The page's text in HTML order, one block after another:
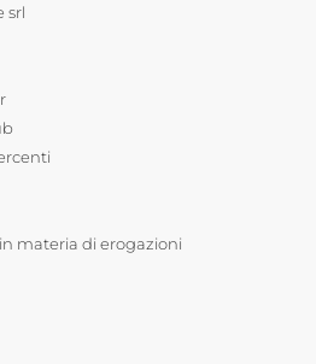
srl
materia di erogazioni